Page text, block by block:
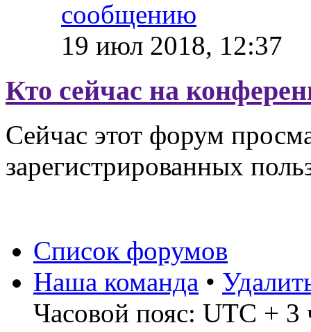
19 июл 2018, 12:37
Кто сейчас на
Сейчас этот форум
зарегистрированных
Список форумов
Наша команда •
Часовой пояс: UTC + 3